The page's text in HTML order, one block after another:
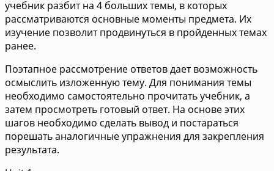
учебник разбит на 4 больших темы, в которых
рассматриваются основные моменты предмета. Их
изучение позволит продвинуться в пройденных темах
ранее.
Поэтапное рассмотрение ответов дает возможность
осмыслить изложенную тему. Для понимания темы
необходимо самостоятельно прочитать учебник, а
затем просмотреть готовый ответ. На основе этих
шагов необходимо сделать вывод и постараться
порешать аналогичные упражнения для закрепления
результата.